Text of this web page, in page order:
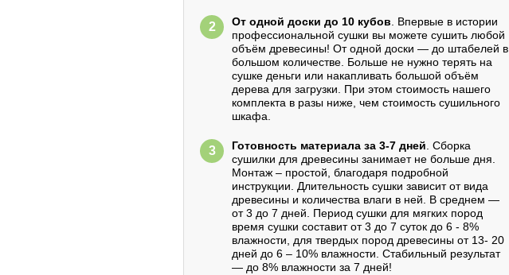
От одной доски до 10 кубов. Впервые в истории
профессиональной сушки вы можете сушить любой
объём древесины! От одной доски — до штабелей в
большом количестве. Больше не нужно терять на
сушке деньги или накапливать большой объём
дерева для загрузки. При этом стоимость нашего
комплекта в разы ниже, чем стоимость сушильного
шкафа.
Готовность материала за 3-7 дней. Сборка
сушилки для древесины занимает не больше дня.
Монтаж – простой, благодаря подробной
инструкции. Длительность сушки зависит от вида
древесины и количества влаги в ней. В среднем —
от 3 до 7 дней. Период сушки для мягких пород
время сушки составит от 3 до 7 суток до 6 - 8%
влажности, для твердых пород древесины от 13- 20
дней до 6 – 10% влажности. Стабильный результат
— до 8% влажности за 7 дней!